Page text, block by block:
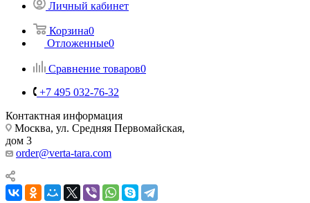
Личный кабинет
Корзина0
Отложенные0
Сравнение товаров0
+7 495 032-76-32
Контактная информация
Москва, ул. Средняя Первомайская,
дом 3
order@verta-tara.com